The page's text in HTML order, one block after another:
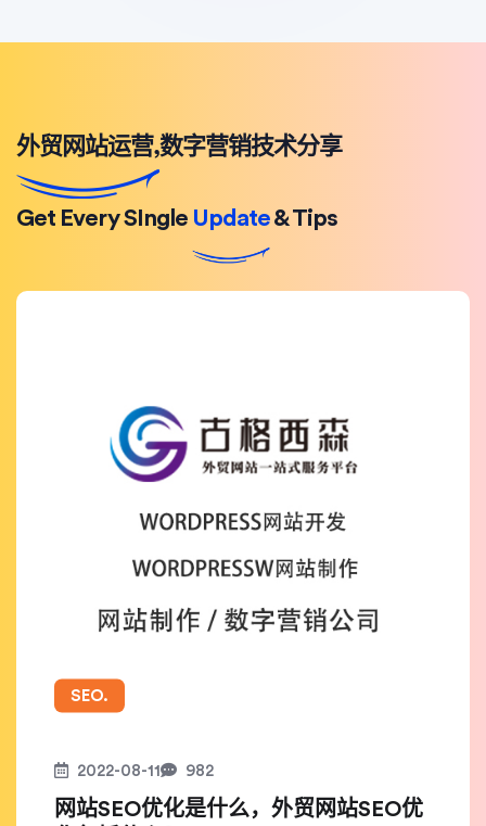
外贸网站运营,数字营销技术分享
Get Every SIngle Update& Tips
SEO.
2022-08-11 982
网站SEO优化是什么，外贸网站SEO优